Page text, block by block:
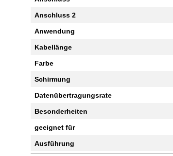
Anschluss 2
Anwendung
Kabellänge
Farbe
Schirmung
Datenübertragungsrate
Besonderheiten
geeignet für
Ausführung